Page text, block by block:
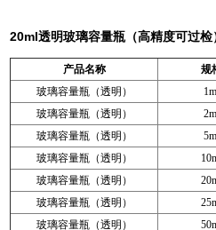
20ml透明玻璃容量瓶（高精度可过检
产品名称 规
玻璃容量瓶（透明）
玻璃容量瓶（透明）
玻璃容量瓶（透明）
玻璃容量瓶（透明）
玻璃容量瓶（透明）
玻璃容量瓶（透明）
玻璃容量瓶（透明）